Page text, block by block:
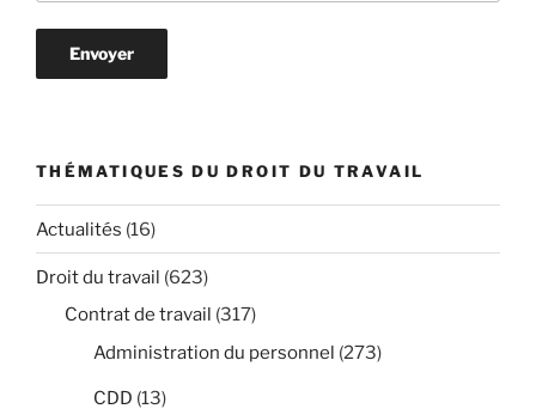
THÉMATIQUES DU DROIT DU TRAVAIL
Actualités (16)
Droit du travail (623)
Contrat de travail (317)
Administration du personnel (273)
CDD (13)